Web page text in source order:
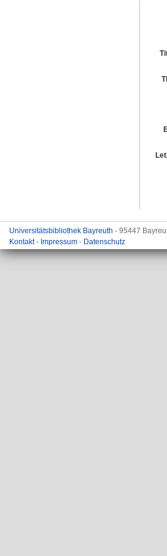
Universitätsbibliothek Bayreuth - 95447
Kontakt- Impressum - Datenschutz